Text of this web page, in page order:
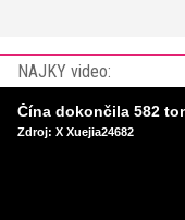
NAJKY video:
Zdroj: X Xuejia24682